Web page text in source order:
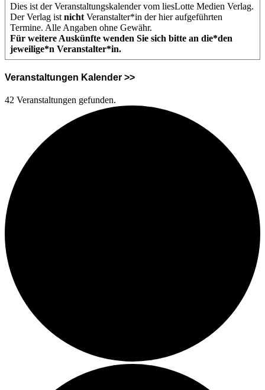
Dies ist der Veranstaltungskalender vom liesLotte Medien Verlag.
Der Verlag ist nicht Veranstalter*in der hier aufgeführten
Termine. Alle Angaben ohne Gewähr.
Für weitere Auskünfte wenden Sie sich bitte an die*den
jeweilige*n Veranstalter*in.
Veranstaltungen Kalender >>
42 Veranstaltungen gefunden.